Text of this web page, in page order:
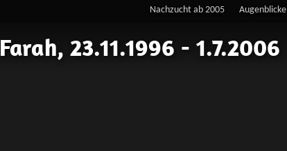
Nachzucht ab 2005 Augenblicke
Farah, 23.11.1996 - 1.7.2006